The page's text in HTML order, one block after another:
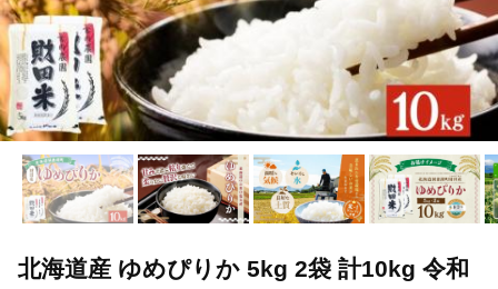
北海道産 ゆめぴりか 5kg 2袋 計10kg 令和